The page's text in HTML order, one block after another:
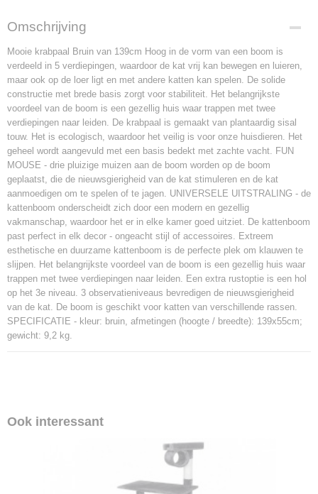
Omschrijving
Mooie krabpaal Bruin van 139cm Hoog in de vorm van een boom is
verdeeld in 5 verdiepingen, waardoor de kat vrij kan bewegen en luieren,
maar ook op de loer ligt en met andere katten kan spelen. De solide
constructie met brede basis zorgt voor stabiliteit. Het belangrijkste
voordeel van de boom is een gezellig huis waar trappen met twee
verdiepingen naar leiden. De krabpaal is gemaakt van plantaardig sisal
touw. Het is ecologisch, waardoor het veilig is voor onze huisdieren. Het
geheel wordt aangevuld met een basis bedekt met zachte vacht. FUN
MOUSE - drie pluizige muizen aan de boom worden op de boom
geplaatst, die de nieuwsgierigheid van de kat stimuleren en de kat
aanmoedigen om te spelen of te jagen. UNIVERSELE UITSTRALING - de
kattenboom onderscheidt zich door een modern en gezellig
vakmanschap, waardoor het er in elke kamer goed uitziet. De kattenboom
past perfect in elk decor - ongeacht stijl of accessoires. Extreem
esthetische en duurzame kattenboom is de perfecte plek om klauwen te
slijpen. Het belangrijkste voordeel van de boom is een gezellig huis waar
trappen met twee verdiepingen naar leiden. Een extra rustoptie is een hol
op het 3e niveau. 3 observatieniveaus bevredigen de nieuwsgierigheid
van de kat. De boom is geschikt voor katten van verschillende rassen.
SPECIFICATIE - kleur: bruin, afmetingen (hoogte / breedte): 139x55cm;
gewicht: 9,2 kg.
Ook interessant